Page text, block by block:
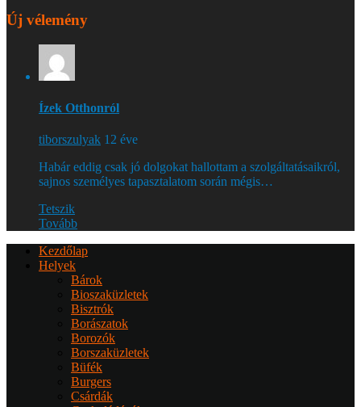
Új vélemény
Ízek Otthonról
tiborszulyak 12 éve
Habár eddig csak jó dolgokat hallottam a szolgáltatásaikról,
sajnos személyes tapasztalatom során mégis…
Tetszik
Tovább
Kezdőlap
Helyek
Bárok
Bioszaküzletek
Bisztrók
Borászatok
Borozók
Borszaküzletek
Büfék
Burgers
Csárdák